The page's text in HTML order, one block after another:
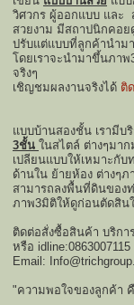
วิศวกร ผู้ออกแบบ และ
สวยงาม มีสถาปนิกคอย
ปรับแต่แบบที่ลูกค้านำม
โดยเราจะนำมาขึ้นภา
จริงๆ
เชิญชมผลงานจริงได้ ติ
แบบบ้านสองชั้น เรามีบ
3ชั้น ในสไตล์ ต่างๆมา
เปลียนแบบให้เหมาะกั
ด้านใน ย้ายห้อง ต่างๆ
สามารถลงพื้นที่ดินของ
ภาพ3มิติให้ดูก่อนตัดสิน
ติดต่อสั่งซื้อสินค้า บริการ
หรือ idline:0863007115
Email:
"ความพอใจของลูกค้า